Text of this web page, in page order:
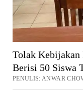
Tolak
Berisi 50 Siswa
PENULIS: ANWAR